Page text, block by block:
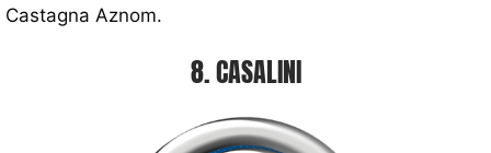
Castagna Aznom.
8. CASALINI